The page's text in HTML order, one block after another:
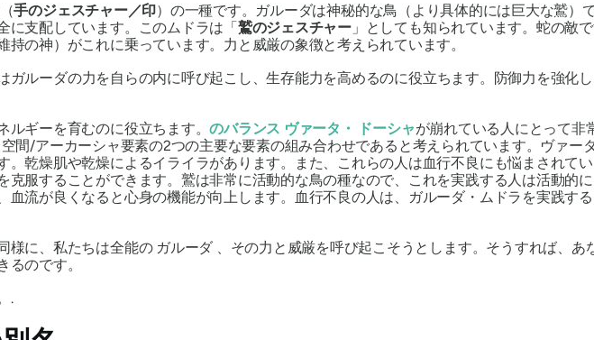
（手のジェスチャー／印）の一種です。 ガルーダは神秘的な鳥（より具体的には巨大な鷲）
に支配しています。このムドラは「鷲のジェスチャー」としても知られています。蛇の敵
維持の神）がこれに乗っています。力と威厳の象徴と考えられています。
ガルーダの力を自らの内に呼び起こし、生存能力を高めるのに役立ちます。防御力を強化
ルギーを育むのに役立ちます。のバランス ヴァータ・ ドーシャが崩れている人にとって非
間/アーカーシャ要素の2つの主要な要素の組み合わせであると考えられています。 ヴァータ
。乾燥肌や乾燥によるイライラがあります。また、これらの人は血行不良にも悩まされて
克服することができます。鷲は非常に活動的な鳥の種なので、これを実践する人は活動的
流が良くなると心身の機能が向上します。血行不良の人は、
ガルーダ・ムドラを実践す
様に、私たちは全能の ガルーダ、その力と威厳を呼び起こそうとします。そうすれば、あ
のです。
.